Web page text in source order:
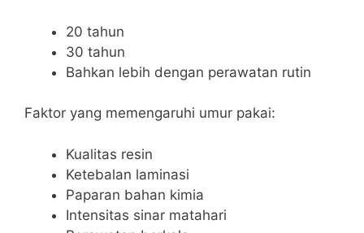
20 tahun
30 tahun
Bahkan lebih dengan perawatan rutin
Faktor yang memengaruhi umur pakai:
Kualitas resin
Ketebalan laminasi
Paparan bahan kimia
Intensitas sinar matahari